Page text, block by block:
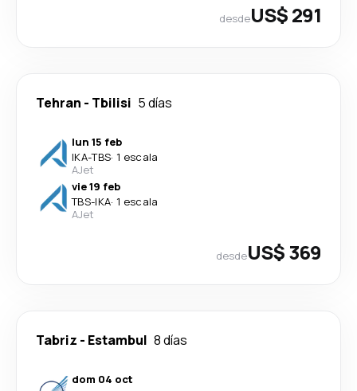
desdeUS$ 291
Tehran - Tbilisi 5 días
lun 15 feb
IKA-TBS· 1 escala
AJet
vie 19 feb
TBS-IKA· 1 escala
AJet
desdeUS$ 369
Tabriz - Estambul 8 días
dom 04 oct